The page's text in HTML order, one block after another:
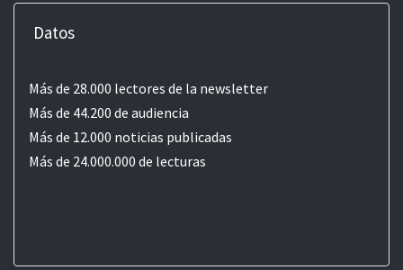
Datos
Más de 28.000 lectores de la newsletter
Más de 44.200 de audiencia
Más de 12.000 noticias publicadas
Más de 24.000.000 de lecturas